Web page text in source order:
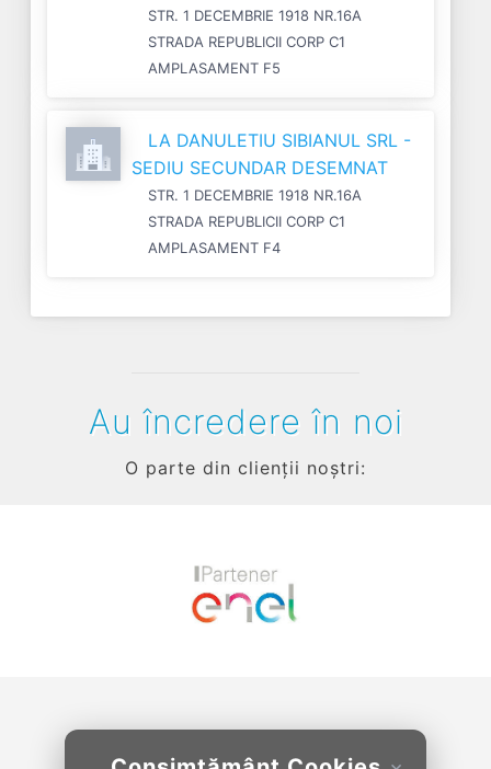
STR. 1 DECEMBRIE 1918 NR.16A
STRADA REPUBLICII CORP C1
AMPLASAMENT F5
LA DANULETIU SIBIANUL SRL -
SEDIU SECUNDAR DESEMNAT
STR. 1 DECEMBRIE 1918 NR.16A
STRADA REPUBLICII CORP C1
AMPLASAMENT F4
Au încredere în noi
O parte din clienții noștri: